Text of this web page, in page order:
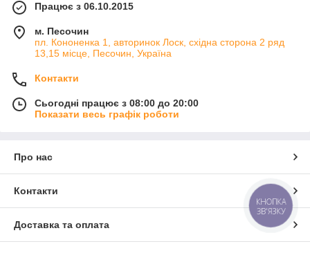
Працює з 06.10.2015
м. Песочин
пл. Кононенка 1, авторинок Лоск, східна сторона 2 ряд
13,15 місце, Песочин, Україна
Контакти
Сьогодні працює з 08:00 до 20:00
Показати весь графік роботи
Про нас
Контакти
Доставка та оплата
КНОПКА
ЗВ'ЯЗКУ